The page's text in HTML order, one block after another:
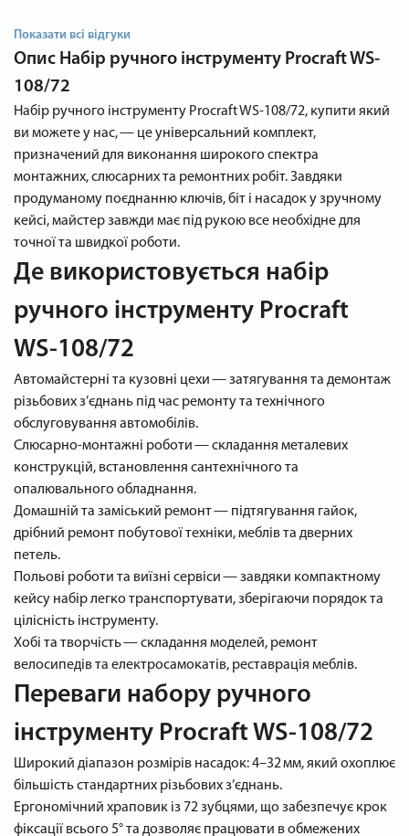
Показати всі відгуки
Опис Набір ручного інструменту Procraft WS-
108/72
Набір ручного інструменту Procraft WS‑108/72, купити який
ви можете у нас, — це універсальний комплект,
призначений для виконання широкого спектра
монтажних, слюсарних та ремонтних робіт. Завдяки
продуманому поєднанню ключів, біт і насадок у зручному
кейсі, майстер завжди має під рукою все необхідне для
точної та швидкої роботи.
Де використовується набір
ручного інструменту Procraft
WS‑108/72
Автомайстерні та кузовні цехи — затягування та демонтаж
різьбових з’єднань під час ремонту та технічного
обслуговування автомобілів.
Слюсарно-монтажні роботи — складання металевих
конструкцій, встановлення сантехнічного та
опалювального обладнання.
Домашній та заміський ремонт — підтягування гайок,
дрібний ремонт побутової техніки, меблів та дверних
петель.
Польові роботи та виїзні сервіси — завдяки компактному
кейсу набір легко транспортувати, зберігаючи порядок та
цілісність інструменту.
Хобі та творчість — складання моделей, ремонт
велосипедів та електросамокатів, реставрація меблів.
Переваги набору ручного
інструменту Procraft WS‑108/72
Широкий діапазон розмірів насадок: 4–32 мм, який охоплює
більшість стандартних різьбових з’єднань.
Ергономічний храповик із 72 зубцями, що забезпечує крок
фіксації всього 5° та дозволяє працювати в обмежених